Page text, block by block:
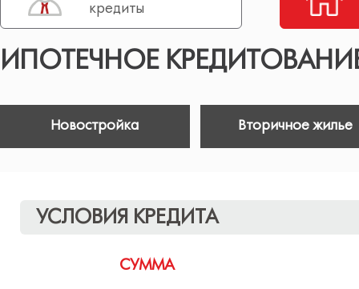
кредиты
ИПОТЕЧНОЕ
Новостройка Вторичное жилье
УСЛОВИЯ КРЕДИТА
СУММА